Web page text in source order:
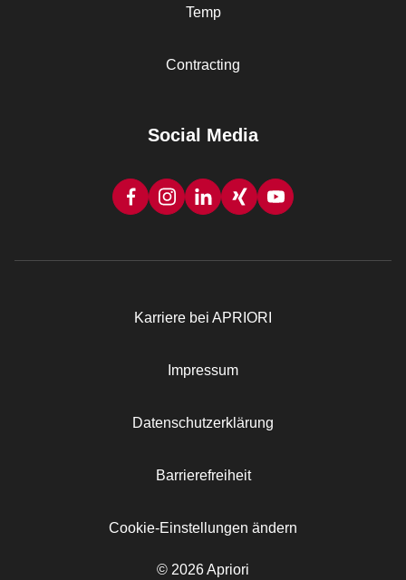
Temp
Contracting
Social Media
© 2026 Apriori
Karriere bei APRIORI
Impressum
Datenschutzerklärung
Barrierefreiheit
Cookie-Einstellungen ändern